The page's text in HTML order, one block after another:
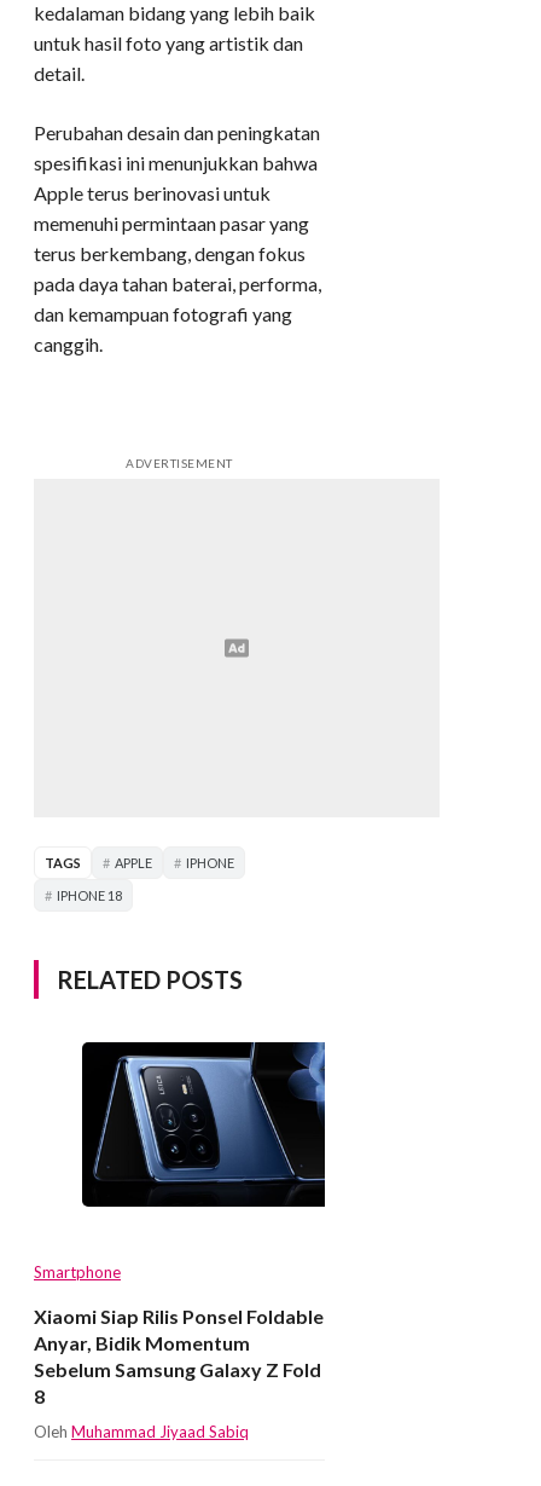
kedalaman bidang yang lebih baik
untuk hasil foto yang artistik dan
detail.
Perubahan desain dan peningkatan
spesifikasi ini menunjukkan bahwa
Apple terus berinovasi untuk
memenuhi permintaan pasar yang
terus berkembang, dengan fokus
pada daya tahan baterai, performa,
dan kemampuan fotografi yang
canggih.
ADVERTISEMENT
TAGS APPLE IPHONE
IPHONE 18
RELATED POSTS
Smartphone
Xiaomi Siap Rilis Ponsel Foldable
Anyar, Bidik Momentum
Sebelum Samsung Galaxy Z Fold
8
Oleh Muhammad Jiyaad Sabiq